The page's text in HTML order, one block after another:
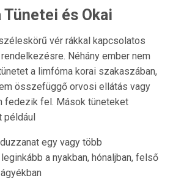
és Okai
vér rákkal kapcsolatos
Néhány ember nem
a limfóma korai szakaszában,
összefüggő orvosi ellátás vagy
fedezik fel. Mások tüneteket
például
egy vagy több
a nyakban, hónaljban, felső